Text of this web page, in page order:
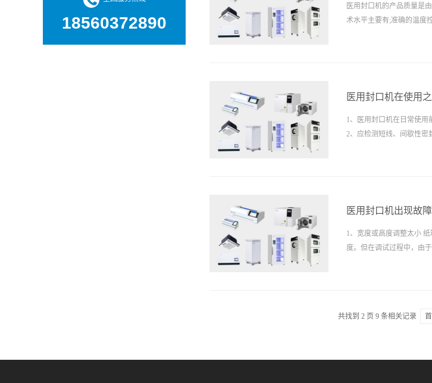
18560372890
医用封口机的产品质量是
术水平主要有;准确的温度
医用封口机在使用
1、医用封口机在日常使用
2、应检测短线、间歇性密
医用封口机出现故
1、宽度或高度调整太小 纸箱运输时，医用封口机手动调整相应的宽度和高
度。但在调试过程中，由
共找到 2 页 9 条相关记录